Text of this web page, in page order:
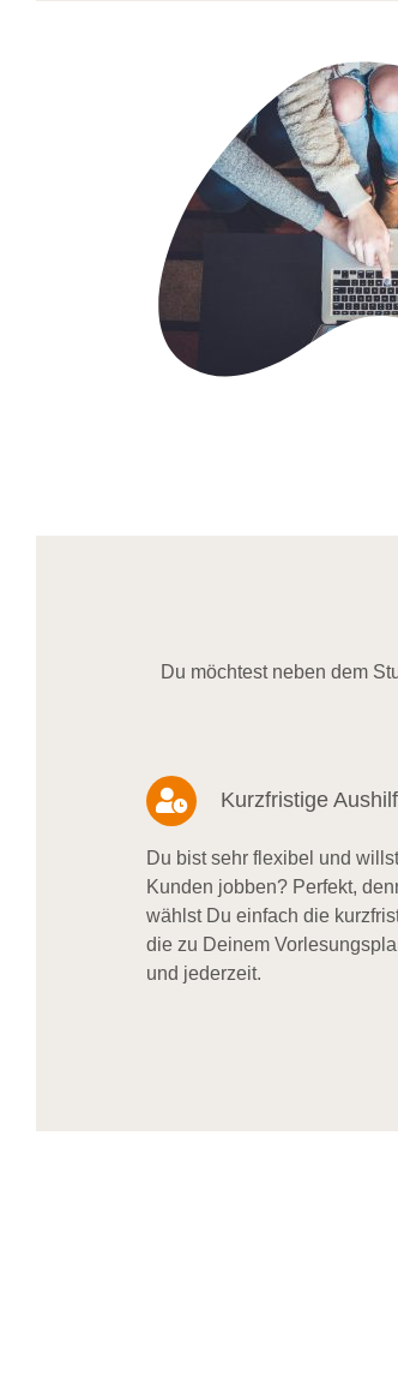
Du möchtest neben dem
Kurzfristige
Du bist sehr flexibel und
Kunden jobben? Perfekt,
wählst Du einfach die
die zu Deinem
und jederzeit.